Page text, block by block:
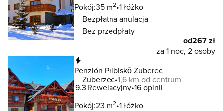
Pokój:35 m2 1 łóżko
Bezpłatna anulacja
Bez przedpłaty
od267 zł
za 1 noc, 2 osoby
Penzión Pribiskô Zuberec
Zuberzec 1,6 km od centrum
9.3Rewelacyjny 16 opinii
Pokój:23 m2 1 łóżko